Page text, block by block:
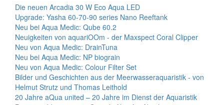
Die neuen Arcadia 30 W Eco Aqua LED
Upgrade: Yasha 60-70-90 series Nano Reeftank
Neu bei Aqua Medic: Qube 60.2
Neuigkeiten von aquariOOm - der Maxspect Coral Clipper
Neu von Aqua Medic: DrainTuna
Neu bei Aqua Medic: NP biograin
Neu von Aqua Medic: Colour Filter Set
Bilder und Geschichten aus der Meerwasseraquaristik - von
Helmut Strutz und Thomas Leithold
20 Jahre aQua united – 20 Jahre im Dienst der Aquaristik